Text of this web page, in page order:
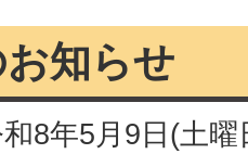
知らせ
8年5月9日(土